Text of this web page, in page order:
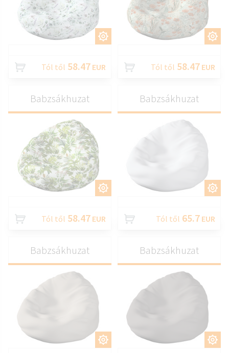
TESTRESZAB
Tól től 58.47 EUR
TESTRESZAB
Tól től 58.47 EUR
TESTRESZAB
Babzsákhuzat
Tól től 58.47 EUR
TESTRESZAB
Babzsákhuzat
Tól től 65.7 EUR
TESTRESZAB
Babzsákhuzat
TESTRESZAB
Babzsákhuzat